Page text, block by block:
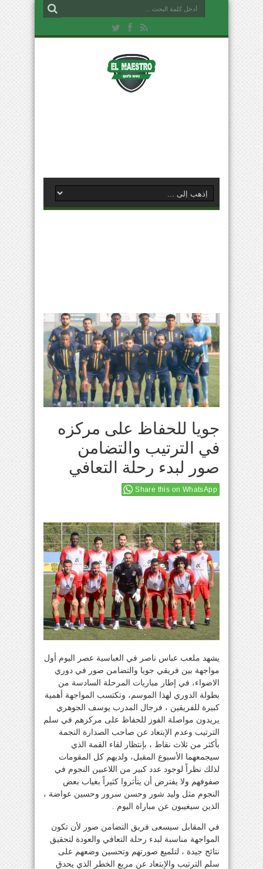
جويا للحفاظ على مركزه
في الترتيب والتضامن
صور لبدء رحلة التعافي
Share this on WhatsApp
يشهد ملعب عباس ناصر في العباسية عصر اليوم أول
مواجهة بين فريقي جويا والتضامن صور في دوري
الاضواء، في إطار مباريات المرحلة السادسة من
بطولة الدوري لهذا الموسم، وتكتسب المواجهة أهمية
كبيرة للفريقين ، فرجال المدرب يوسف الجوهري
يريدون مواصلة الفوز للحفاظ على مركزهم في سلم
الترتيب وعدم الإبتعاد عن صاحب الصدارة النجمة
بأكثر من ثلاث نقاط ، بإنتظار لقاء القمة الذي
سيجمعهما الأسبوع المقبل، ولديهم كل المقومات
لذلك نظراً لوجود عدد كبير من اللاعبين النجوم في
صفوفهم ولا يفترض أن يتأثروا كثيراً بغياب بعض
النجوم مثل وليد شور وحسن سرور وحسين عواضة ،
الذين سيغيبون عن مباراة اليوم .
في المقابل سيسعى فريق التضامن صور لأن تكون
المواجهة مناسبة لبدء رحلة التعافي والعودة لتحقيق
نتائج جيدة ، لتلميع صورتهم وتحسين وضعهم على
سلم الترتيب والإبتعاد عن مربع الخطر الذي يحدق